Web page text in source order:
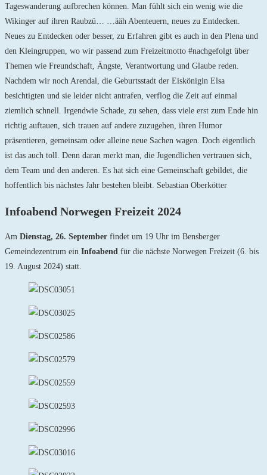
Tageswanderung aufbrechen können. Man fühlt sich ein wenig wie die
Wikinger auf ihren Raubzü… …ääh Abenteuern, neues zu Entdecken.
Neues zu Entdecken oder besser, zu Erfahren gibt es auch in den Plena und
den Kleingruppen, wo wir passend zum Freizeitmotto #nachgefolgt über
Themen wie Freundschaft, Ängste, Verantwortung und Glaube reden.
Nachdem wir noch Arendal, die Geburtsstadt der Eiskönigin Elsa
besichtigten und sie leider nicht antrafen, verflog die Zeit auf einmal
ziemlich schnell. Irgendwie Schade, zu sehen, dass viele erst zum Ende hin
richtig auftauen, sich trauen auf andere zuzugehen, ihren Humor
präsentieren, gemeinsam oder alleine neue Sachen wagen. Doch eigentlich
ist das auch toll. Denn daran merkt man, die Jugendlichen vertrauen sich,
dem Team und den anderen. Es hat sich eine Gemeinschaft gebildet, die
hoffentlich bis nächstes Jahr bestehen bleibt. Sebastian Oberkötter
Infoabend Norwegen Freizeit 2024
Am Dienstag, 26. September findet um 19 Uhr im Bensberger
Gemeindezentrum ein Infoabend für die nächste Norwegen Freizeit (6. bis
19. August 2024) statt.